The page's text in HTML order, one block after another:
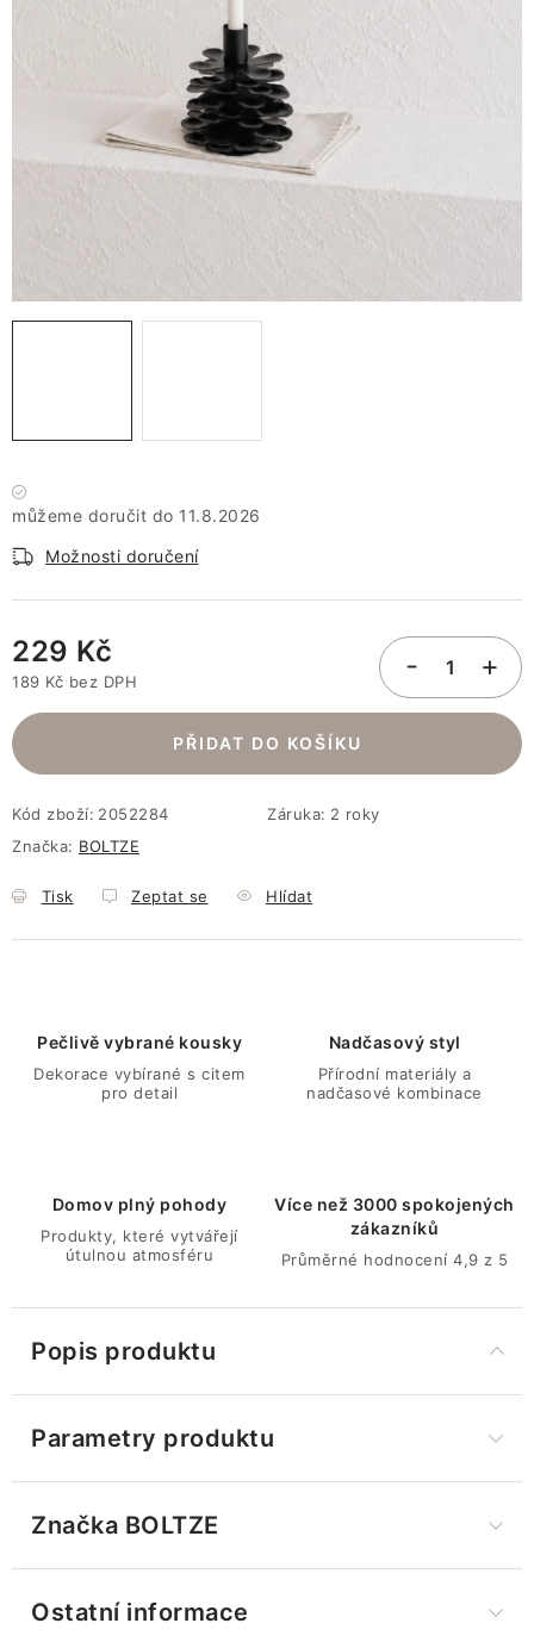
JARO
Doprava a platba
FAQ - nejčastější dotazy
Vrácení zboží a reklamace
Obchodní podmínky
Ochrana Osobních údajů GDPR
Spojte se s námi
Odstoupení od smlouvy
11.8.2026
Možnosti doručení
229 Kč
189 Kč bez DPH
PŘIDAT DO KOŠÍKU
Kód zboží: 2052284 Záruka: 2 roky
Značka: BOLTZE
Tisk Zeptat se Hlídat
Pečlivě vybrané kousky
Dekorace vybírané s citem
pro detail
Nadčasový styl
Přírodní materiály a
nadčasové kombinace
Domov plný pohody
Produkty, které vytvářejí
útulnou atmosféru
Více než 3000 spokojených
zákazníků
Průměrné hodnocení 4,9 z 5
Popis produktu
Parametry produktu
Značka BOLTZE
Ostatní informace